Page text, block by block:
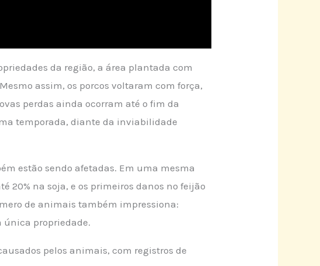
da região, a área plantada com
assim, os porcos voltaram com força,
perdas ainda ocorram até o fim da
temporada, diante da inviabilidade
estão sendo afetadas. Em uma mesma
20% na soja, e os primeiros danos no feijão
de animais também impressiona:
única propriedade.
pelos animais, com registros de